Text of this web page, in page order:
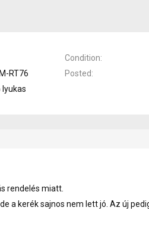
Condition
RT76
Posted
rendelés miatt.
a kerék sajnos nem lett jó. Az új